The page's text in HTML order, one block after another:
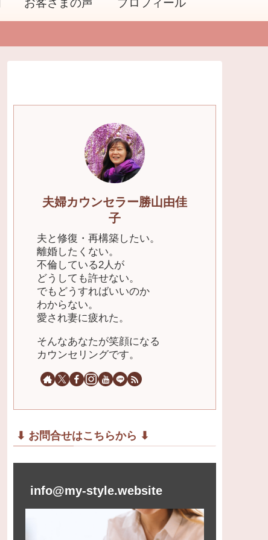
お客さまの声 プロフィール
夫婦カウンセラー勝山由佳
子
夫と修復・再構築したい。
離婚したくない。
不倫している2人が
どうしても許せない。
でもどうすればいいのか
わからない。
愛され妻に疲れた。
そんなあなたが笑顔になる
カウンセリングです。
⬇︎ お問合せはこちらから ⬇︎
info@my-style.website